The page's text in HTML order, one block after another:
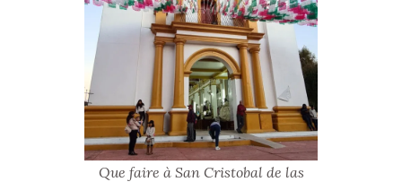
Que faire à San Cristobal de las